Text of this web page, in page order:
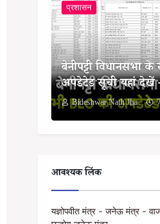
प्रशासन
बेनीपट्टी विधानसभा
अपडेटेड सूची यहां
Bideshwar Nath Jha
आवश्यक लिंक
यज्ञोपवीत मंत्र - जनेऊ मंत्र -